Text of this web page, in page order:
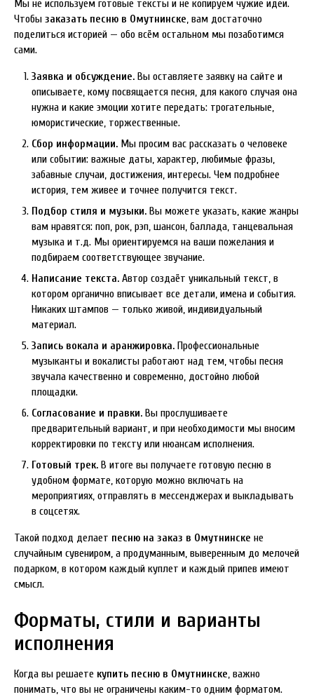
Мы не используем готовые тексты и не копируем чужие идеи.
Чтобы заказать песню в Омутнинске, вам достаточно
поделиться историей — обо всём остальном мы позаботимся
сами.
Заявка и обсуждение. Вы оставляете заявку на сайте и
описываете, кому посвящается песня, для какого случая она
нужна и какие эмоции хотите передать: трогательные,
юмористические, торжественные.
Сбор информации. Мы просим вас рассказать о человеке
или событии: важные даты, характер, любимые фразы,
забавные случаи, достижения, интересы. Чем подробнее
история, тем живее и точнее получится текст.
Подбор стиля и музыки. Вы можете указать, какие жанры
вам нравятся: поп, рок, рэп, шансон, баллада, танцевальная
музыка и т.д. Мы ориентируемся на ваши пожелания и
подбираем соответствующее звучание.
Написание текста. Автор создаёт уникальный текст, в
котором органично вписывает все детали, имена и события.
Никаких штампов — только живой, индивидуальный
материал.
Запись вокала и аранжировка. Профессиональные
музыканты и вокалисты работают над тем, чтобы песня
звучала качественно и современно, достойно любой
площадки.
Согласование и правки. Вы прослушиваете
предварительный вариант, и при необходимости мы вносим
корректировки по тексту или нюансам исполнения.
Готовый трек. В итоге вы получаете готовую песню в
удобном формате, которую можно включать на
мероприятиях, отправлять в мессенджерах и выкладывать
в соцсетях.
Такой подход делает песню на заказ в Омутнинске не
случайным сувениром, а продуманным, выверенным до мелочей
подарком, в котором каждый куплет и каждый припев имеют
смысл.
Форматы, стили и варианты
исполнения
Когда вы решаете купить песню в Омутнинске, важно
понимать, что вы не ограничены каким-то одним форматом.